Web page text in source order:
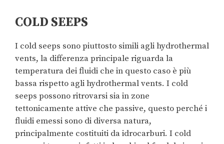
COLD SEEPS
I cold seeps sono piuttosto simili agli hydrothermal
vents, la differenza principale riguarda la
temperatura dei fluidi che in questo caso è più
bassa rispetto agli hydrothermal vents. I cold
seeps possono ritrovarsi sia in zone
tettonicamente attive che passive, questo perché i
fluidi emessi sono di diversa natura,
principalmente costituiti da idrocarburi. I cold